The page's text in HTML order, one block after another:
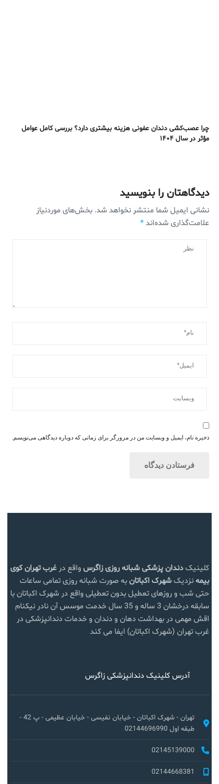
چرا عصب‌کشی دندان عفونی هزینه بیشتری دارد؟ بررسی کامل عوامل
مؤثر در سال ۱۴۰۴
دیدگاهتان را بنویسید
نشانی ایمیل شما منتشر نخواهد شد. بخش‌های موردنیاز
علامت‌گذاری شده‌اند*
ذخیره نام، ایمیل و وبسایت من در مرورگر برای زمانی که دوباره دیدگاهی می‌نویسم.
کلینیکدندان پزشکی شبانه روزی زاگرس واقع در غرب تهرانکوی
بیمهنزدیکشهرک اکباتانبه صورت شبانه روزی تمامی ساعات
حتی شب و روزهای تعطیل بدون تعطیلی واقع در شهرک اکباتان با
سابقه درخشان 3 ساله و 35 سال خدمت موسس آن نادر نیکنام
اقش مهمی در بهداشت دهان و دندان و خدمات دندانپزشکی در
غرب تهران (شهرک اکباتان) ایفا می کند
آدرس کلینیک دندانپزشکی زاگرس
تهران - شهرک اکباتان - خیابان نفیسی - خیابان عظیمی - پ 42 -
طبقه اول 02144696990
02145139000
02144668381